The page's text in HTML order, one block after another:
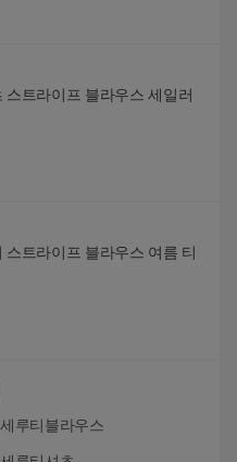
스트라이프 블라우스 세일러
스트라이프 블라우스 여름 티
세루티블라우스